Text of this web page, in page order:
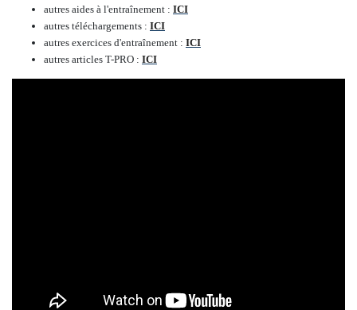
autres aides à l'entraînement : ICI
autres téléchargements : ICI
autres exercices d'entraînement : ICI
autres articles T-PRO : ICI